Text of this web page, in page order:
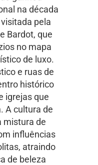
na década
pela
Bardot, que
no mapa
de luxo.
e ruas de
histórico
igrejas que
A cultura de
mistura de
influências
atraindo
de beleza